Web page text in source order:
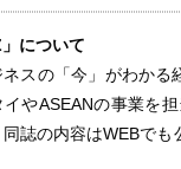
」について
ネスの「今」がわか
やASEANの事業を
誌の内容はWEBで